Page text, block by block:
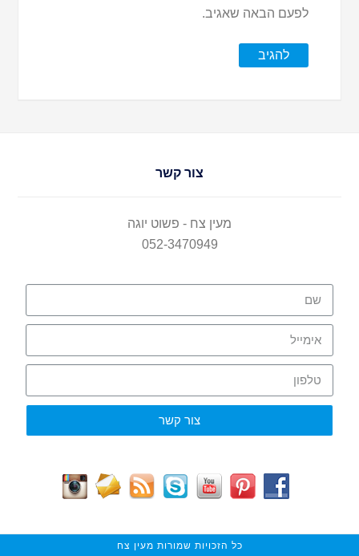
לפעם הבאה שאגיב.
צור קשר
מעין צח - פשוט יוגה
052-3470949
צור קשר
כל הזכויות שמורות מעין צח